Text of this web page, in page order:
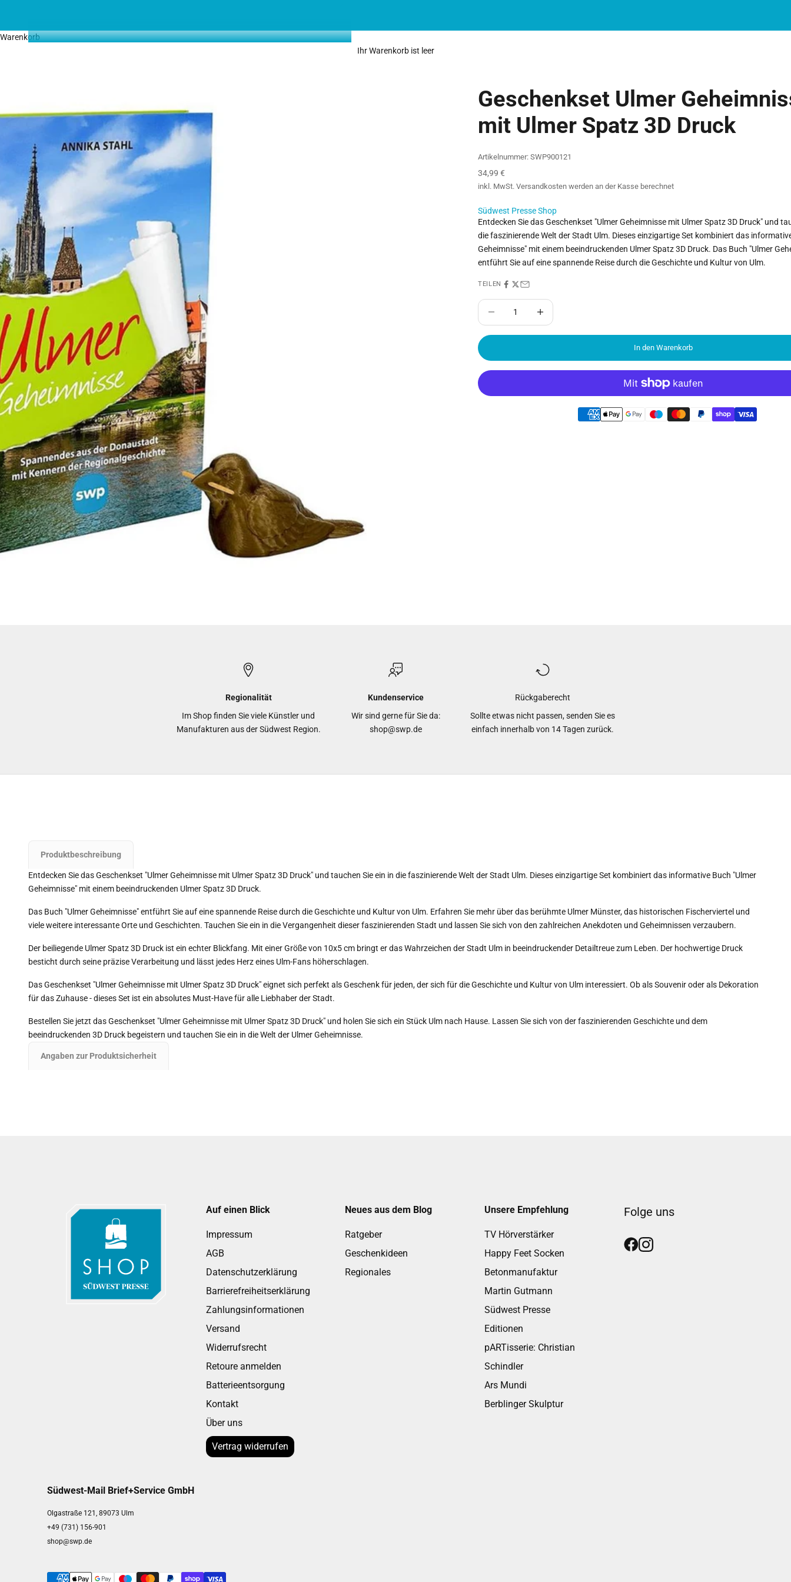
Warenkorb
Ihr Warenkorb ist leer
Geschenkset Ulmer
mit Ulmer Spatz 3D Druck
Artikelnummer: SWP900121
Angebot
34,99 €
inkl. MwSt. Versandkosten werden an der Kasse berechnet
Südwest Presse Shop
Entdecken Sie das Geschenkset "Ulmer Geheimnisse mit Ulmer Spatz 3D Druck" und
die faszinierende Welt der Stadt Ulm. Dieses einzigartige Set kombiniert das
Geheimnisse" mit einem beeindruckenden Ulmer Spatz 3D Druck. Das Buch "Ulmer
entführt Sie auf eine spannende Reise durch die Geschichte und Kultur von Ulm.
TEILEN
Anzahl verringernAnzahl erhöhen
In den Warenkorb
Regionalität
Im Shop finden Sie viele Künstler und
Manufakturen aus der Südwest Region.
Kundenservice
Wir sind gerne für Sie da:
shop@swp.de
Rückgaberecht
Sollte etwas nicht passen, senden Sie es
einfach innerhalb von 14 Tagen zurück.
Produktbeschreibung
Entdecken Sie das Geschenkset "Ulmer Geheimnisse mit Ulmer Spatz 3D Druck" und tauchen Sie ein in die faszinierende Welt der Stadt Ulm. Dieses einzigartige Set kombiniert das informative Buch "Ulmer
Geheimnisse" mit einem beeindruckenden Ulmer Spatz 3D Druck.
Das Buch "Ulmer Geheimnisse" entführt Sie auf eine spannende Reise durch die Geschichte und Kultur von Ulm. Erfahren Sie mehr über das berühmte Ulmer Münster, das historischen Fischerviertel und
viele weitere interessante Orte und Geschichten. Tauchen Sie ein in die Vergangenheit dieser faszinierenden Stadt und lassen Sie sich von den zahlreichen Anekdoten und Geheimnissen verzaubern.
Der beiliegende Ulmer Spatz 3D Druck ist ein echter Blickfang. Mit einer Größe von 10x5 cm bringt er das Wahrzeichen der Stadt Ulm in beeindruckender Detailtreue zum Leben. Der hochwertige Druck
besticht durch seine präzise Verarbeitung und lässt jedes Herz eines Ulm-Fans höherschlagen.
Das Geschenkset "Ulmer Geheimnisse mit Ulmer Spatz 3D Druck" eignet sich perfekt als Geschenk für jeden, der sich für die Geschichte und Kultur von Ulm interessiert. Ob als Souvenir oder als Dekoration
für das Zuhause - dieses Set ist ein absolutes Must-Have für alle Liebhaber der Stadt.
Bestellen Sie jetzt das Geschenkset "Ulmer Geheimnisse mit Ulmer Spatz 3D Druck" und holen Sie sich ein Stück Ulm nach Hause. Lassen Sie sich von der faszinierenden Geschichte und dem
beeindruckenden 3D Druck begeistern und tauchen Sie ein in die Welt der Ulmer Geheimnisse.
Angaben zur Produktsicherheit
Auf einen Blick
Impressum
AGB
Datenschutzerklärung
Barrierefreiheitserklärung
Zahlungsinformationen
Versand
Widerrufsrecht
Retoure anmelden
Batterieentsorgung
Kontakt
Über uns
Vertrag widerrufen
Neues aus dem Blog
Ratgeber
Geschenkideen
Regionales
Unsere Empfehlung
TV Hörverstärker
Happy Feet Socken
Betonmanufaktur
Martin Gutmann
Südwest Presse
Editionen
pARTisserie: Christian
Schindler
Ars Mundi
Berblinger Skulptur
Folge uns
Südwest-Mail Brief+Service GmbH
Olgastraße 121, 89073 Ulm
+49 (731) 156-901
shop@swp.de